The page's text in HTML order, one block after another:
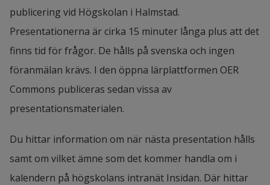
publicering vid Högskolan i Halmstad.
Presentationerna är cirka 15 minuter långa plus att det
finns tid för frågor. De hålls på svenska och ingen
föranmälan krävs. I den öppna lärplattformen OER
Commons publiceras sedan vissa av
presentationsmaterialen.
Du hittar information om när nästa presentation hålls
samt om vilket ämne som det kommer handla om i
kalendern på högskolans intranät Insidan. Där hittar